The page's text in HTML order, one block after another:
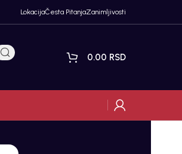
LokacijaČesta PitanjaZanimljivosti
0.00 RSD